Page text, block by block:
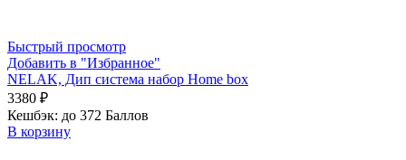
Быстрый просмотр
Добавить в "Избранное"
NELAK, Дип система набор Home box
3380 ₽
Кешбэк: до 372 Баллов
В корзину